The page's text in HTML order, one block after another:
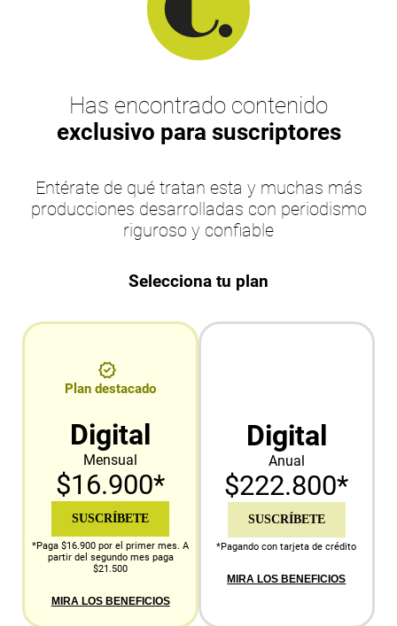
Has encontrado contenido
exclusivo para suscriptores
Entérate de qué tratan esta y muchas más
producciones desarrolladas con periodismo
riguroso y confiable
Selecciona tu plan
Plan destacado
Digital
Mensual
$16.900*
SUSCRÍBETE
*Paga $16.900 por el primer mes. A
partir del segundo mes paga
$21.500
MIRA LOS BENEFICIOS
Digital
Anual
$222.800*
SUSCRÍBETE
*Pagando con tarjeta de crédito
MIRA LOS BENEFICIOS